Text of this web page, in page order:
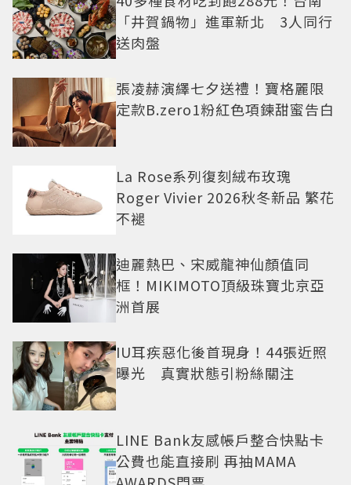
「井賀鍋物」進軍新北 3人同行
送肉盤
張凌赫演繹七夕送禮！寶格麗限
定款B.zero1粉紅色項鍊甜蜜告白
La Rose系列復刻絨布玫瑰
Roger Vivier 2026秋冬新品 繁花
不褪
迪麗熱巴、宋威龍神仙顏值同
框！MIKIMOTO頂級珠寶北京亞
洲首展
IU耳疾惡化後首現身！44張近照
曝光 真實狀態引粉絲關注
LINE Bank友感帳戶整合快點卡
公費也能直接刷 再抽MAMA